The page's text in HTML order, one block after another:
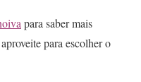
para saber mais
para escolher o